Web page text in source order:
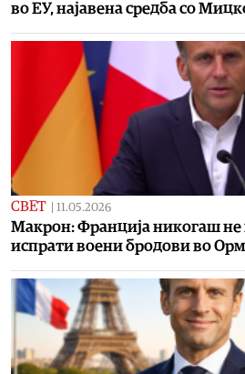
во ЕУ, најавена средба со
СВЕТ 11.05.2026
Макрон: Франција никогаш не
испрати воени бродови во